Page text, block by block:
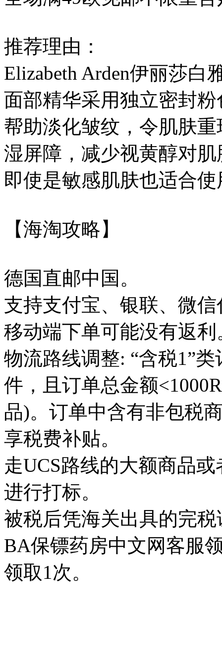
推荐理由：
Elizabeth Arden伊丽莎
面部精华采用独立密封
帮助淡化皱纹，令肌肤
湿屏障，减少视黄醇对
即使是敏感肌肤也适合使
【海淘攻略】
德国直邮中国。
支持支付宝、银联、微信
移动端下单可能没有返利
物流路线调整: “含税1”
件，且订单总金额
品)。订单中含有非包税
享税费补贴。
走UCS路线的大额商品
进行打标。
被税后凭海关出具的完
BA保镖药房中文网客服
领取1次。